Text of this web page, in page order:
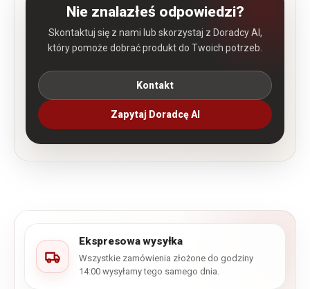
Nie znalazłeś odpowiedzi?
Skontaktuj się z nami lub skorzystaj z Doradcy AI,
który pomoże dobrać produkt do Twoich potrzeb.
Kontakt
Zapytaj Doradcę AI
Ekspresowa wysyłka
Wszystkie zamówienia złożone do godziny
14:00 wysyłamy tego samego dnia.